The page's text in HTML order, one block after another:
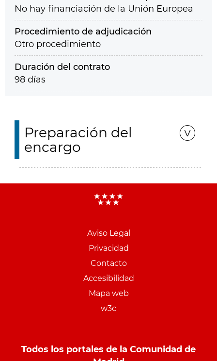
No hay financiación de la Unión Europea
Procedimiento de adjudicación
Otro procedimiento
Duración del contrato
98 días
Preparación del
encargo
Aviso Legal
Privacidad
Contacto
Accesibilidad
Mapa web
w3c
Todos los portales de la Comunidad de